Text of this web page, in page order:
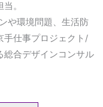
。
や環境問題、生活防
手仕事プロジェクト/
総合デザインコンサル